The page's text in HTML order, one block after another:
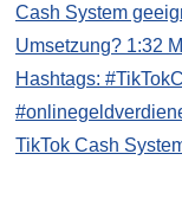
TikTok Cash